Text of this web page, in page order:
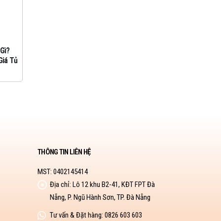
Tủ
THÔNG TIN LIÊN HỆ
MST: 0402145414
Địa chỉ: Lô 12 khu B2-41, KĐT FPT Đà
Nẵng, P. Ngũ Hành Sơn, TP. Đà Nẵng
Tư vấn & Đặt hàng: 0826 603 603